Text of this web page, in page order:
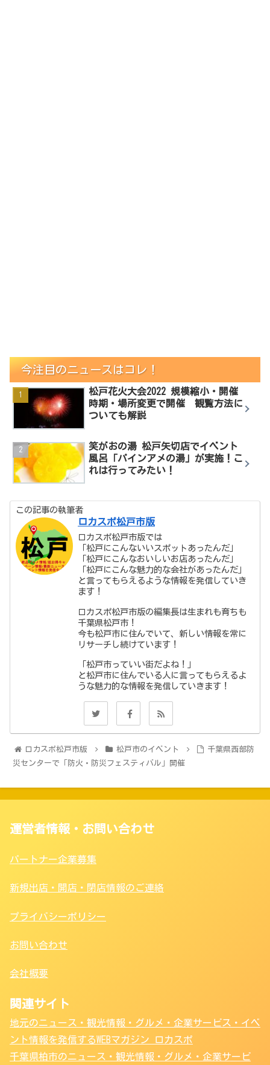
今注目のニュースはコレ！
松戸花火大会2022 規模縮小・開催
時期・場所変更で開催 観覧方法に
ついても解説
笑がおの湯 松戸矢切店でイベント
風呂「パインアメの湯」が実施！こ
れは行ってみたい！
この記事の執筆者
ロカスポ松戸市版
ロカスポ松戸市版では
「松戸にこんないいスポットあったんだ」
「松戸にこんなおいしいお店あったんだ」
「松戸にこんな魅力的な会社があったんだ」
と言ってもらえるような情報を発信していき
ます！
ロカスポ松戸市版の編集長は生まれも育ちも
千葉県松戸市！
今も松戸市に住んでいて、新しい情報を常に
リサーチし続けています！
「松戸市っていい街だよね！」
と松戸市に住んでいる人に言ってもらえるよ
うな魅力的な情報を発信していきます！
ロカスポ松戸市版 松戸市のイベント
千葉県西部防
災センターで「防火・防災フェスティバル」開催
運営者情報・お問い合わせ
パートナー企業募集
新規出店・開店・閉店情報のご連絡
プライバシーポリシー
お問い合わせ
会社概要
関連サイト
地元のニュース・観光情報・グルメ・企業サービス・イベ
ント情報を発信するWEBマガジン ロカスポ
千葉県柏市のニュース・観光情報・グルメ・企業サービ